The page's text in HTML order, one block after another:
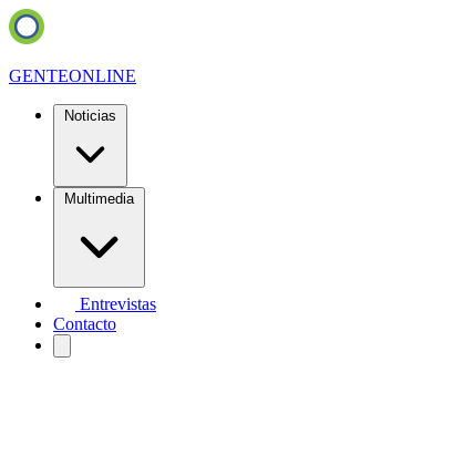
GENTEONLINE
Noticias
Multimedia
Entrevistas
Contacto